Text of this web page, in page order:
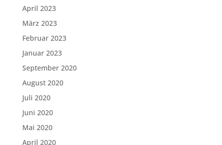
April 2023
März 2023
Februar 2023
Januar 2023
September 2020
August 2020
Juli 2020
Juni 2020
Mai 2020
April 2020